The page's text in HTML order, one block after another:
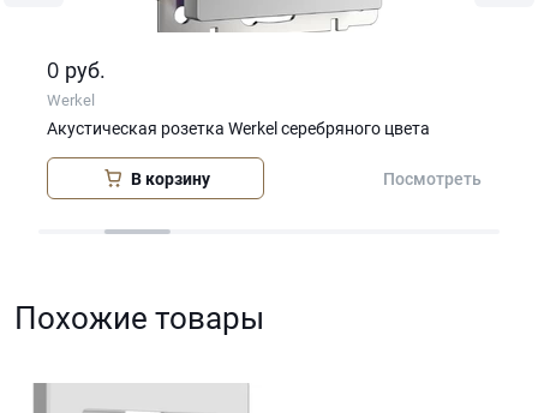
0 руб.
Werkel
Акустическая розетка Werkel серебряного цвета
В корзину Посмотреть
Похожие товары